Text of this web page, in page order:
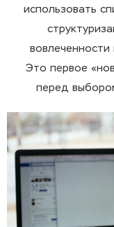
использовать
Это первое
перед